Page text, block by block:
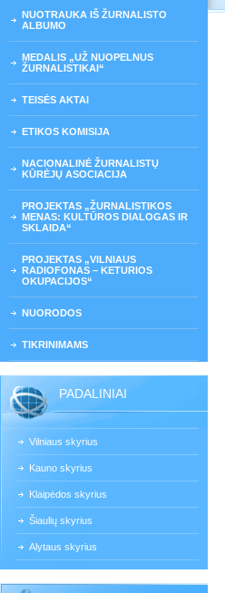
NUOTRAUKA IŠ ŽURNALISTO
ALBUMO
MEDALIS „UŽ NUOPELNUS
ŽURNALISTIKAI“
TEISĖS AKTAI
ETIKOS KOMISIJA
NACIONALINĖ ŽURNALISTŲ
KŪRĖJŲ ASOCIACIJA
PROJEKTAS „ŽURNALISTIKOS
MENAS: KULTŪROS DIALOGAS IR
SKLAIDA“
PROJEKTAS „VILNIAUS
RADIOFONAS – KETURIOS
OKUPACIJOS“
NUORODOS
TIKRINIMAMS
PADALINIAI
Vilniaus skyrius
Kauno skyrius
Klaipėdos skyrius
Šiaulių skyrius
Alytaus skyrius